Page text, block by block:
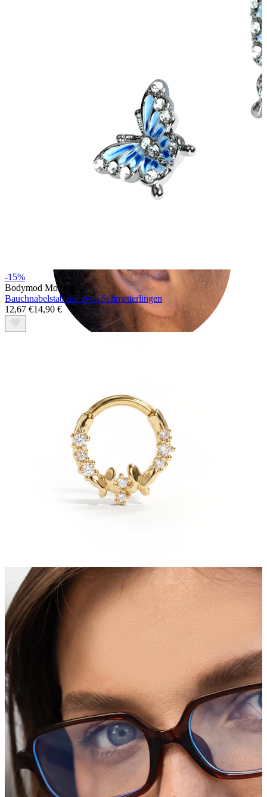
Conch
Daith
-15%
Bodymod Moments
Bauchnabelstab mit zwei Schmetterlingen
12,67 €14,90 €